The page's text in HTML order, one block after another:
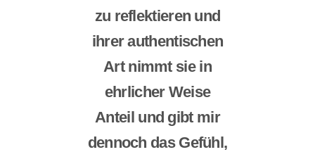
zu reflektieren und
ihrer authentischen
Art nimmt sie in
ehrlicher Weise
Anteil und gibt mir
dennoch das Gefühl,